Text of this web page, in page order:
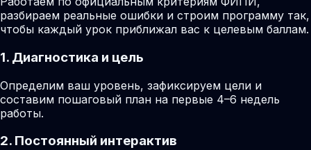
разбираем реальные ошибки и строим программу так,
чтобы каждый урок приближал вас к целевым баллам.
1. Диагностика и цель
Определим ваш уровень, зафиксируем цели и
составим пошаговый план на первые 4–6 недель
работы.
2. Постоянный интерактив